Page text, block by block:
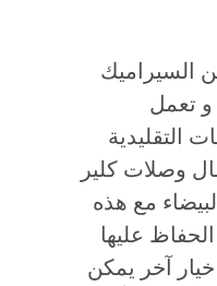
السيراميك
و تعمل
التقليدية
وصلات كلير
مع هذه
عليها
آخر يمكن